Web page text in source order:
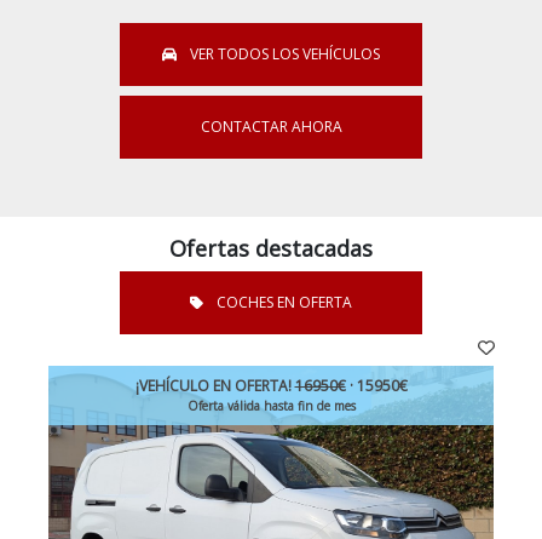
VER TODOS LOS VEHÍCULOS
CONTACTAR AHORA
Ofertas destacadas
COCHES EN OFERTA
¡VEHÍCULO EN OFERTA!16950€· 15950€
Oferta válida hasta fin de mes